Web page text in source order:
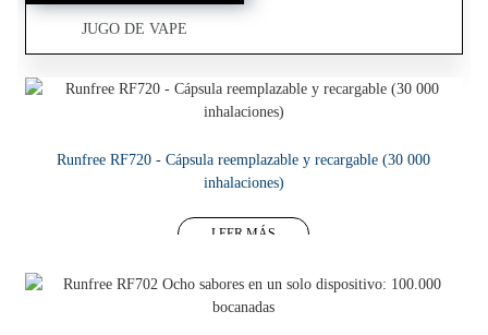
JUGO DE VAPE
Runfree RF720 - Cápsula reemplazable y recargable (30 000
inhalaciones)
LEER MÁS
Dispositivo de CBD desechable con núcleo cerámico recargable
de 1 ml.
LEER MÁS
LEER MÁS